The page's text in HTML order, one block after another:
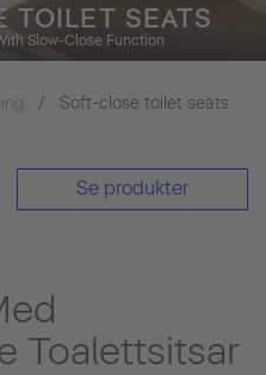
TOILET SEATS
Slow-Close Function
Soft-close toilet seats
Se produkter
Toalettsitsar